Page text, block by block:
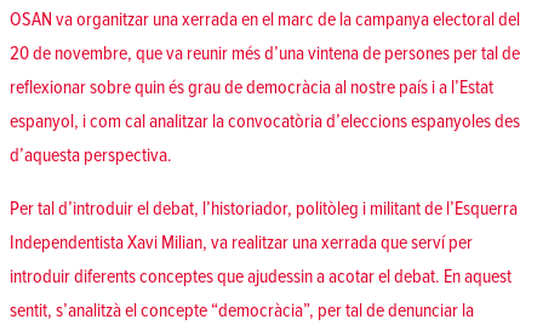
OSAN va organitzar una xerrada en el marc de la campanya electoral del
20 de novembre, que va reunir més d’una vintena de persones per tal de
reflexionar sobre quin és grau de democràcia al nostre país i a l’Estat
espanyol, i com cal analitzar la convocatòria d’eleccions espanyoles des
d’aquesta perspectiva.
Per tal d’introduir el debat, l’historiador, politòleg i militant de l’Esquerra
Independentista Xavi Milian, va realitzar una xerrada que serví per
introduir diferents conceptes que ajudessin a acotar el debat. En aquest
sentit, s’analitzà el concepte “democràcia”, per tal de denunciar la